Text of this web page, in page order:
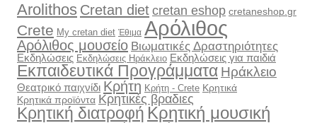
Arolithos Cretan dietcretan eshop cretaneshop.gr
Crete My cretan diet Έθιμα Αρόλιθος
Αρόλιθος μουσείο Βιωματικές Δραστηριότητες
Εκδηλώσεις Εκδηλώσεις Ηράκλειο Εκδηλώσεις για παιδιά
Εκπαιδευτικά Προγράμματα Ηράκλειο
Θεατρικό παιχνίδι Κρήτη Κρήτη - Crete Κρητικά
Κρητικά προϊόντα Κρητικές βραδιες
Κρητική διατροφή Κρητική μουσική